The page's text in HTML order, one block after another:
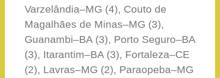
Varzelândia–MG (4), Couto de
Magalhães de Minas–MG (3),
Guanambi–BA (3), Porto Seguro–BA
(3), Itarantim–BA (3), Fortaleza–CE
(2), Lavras–MG (2), Paraopeba–MG